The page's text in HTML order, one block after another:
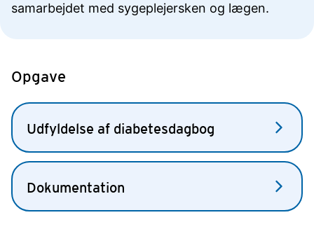
samarbejdet med sygeplejersken og lægen.
Opgave
Udfyldelse af diabetesdagbog
Dokumentation